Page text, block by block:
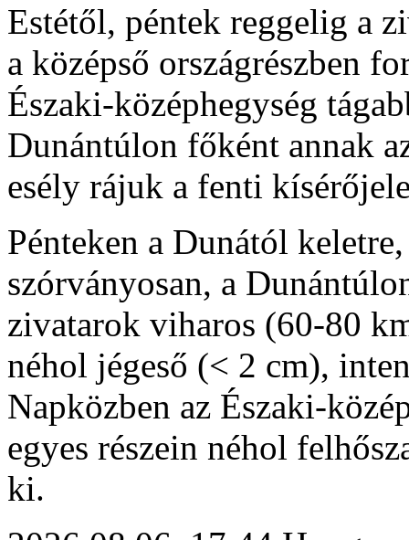
Estétől, péntek reggelig a
a középső országrészben
Északi-középhegység
Dunántúlon főként annak
esély rájuk a fenti
Pénteken a Dunától
szórványosan, a
zivatarok viharos (60-80
néhol jégeső (< 2 cm),
Napközben az Északi-
egyes részein néhol
ki.